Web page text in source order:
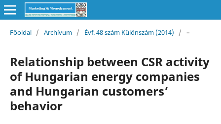
Főoldal / Archívum / Évf. 48 szám Különszám (2014) / –
Relationship between CSR activity
of Hungarian energy companies
and Hungarian customers’
behavior